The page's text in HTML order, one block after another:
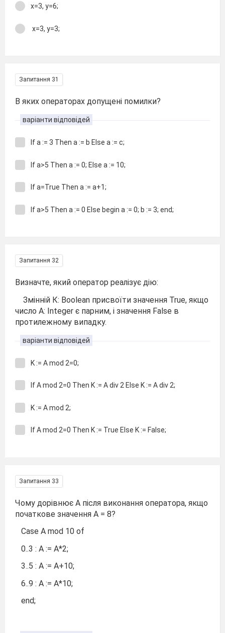
x=3, y=6;
x=3, y=3;
Запитання 31
В яких операторах допущені помилки?
варіанти відповідей
If a := 3 Then a := b Else a := c;
If a>5 Then a := 0; Else a := 10;
If a=True Then a := a+1;
If a>5 Then a := 0 Else begin a := 0; b := 3; end;
Запитання 32
Визначте, який оператор реалізує дію:
Змінній К: Boolean присвоїти значення True, якщо
число А: Integer є парним, і значення False в
протилежному випадку.
варіанти відповідей
K := A mod 2=0;
If A mod 2=0 Then K := A div 2 Else K := A div 2;
K := A mod 2;
If A mod 2=0 Then K := True Else K := False;
Запитання 33
Чому дорівнює А після виконання оператора, якщо
початкове значення А = 8?
Case А mod 10 of
0..3 : A := A*2;
3..5 : A := A+10;
6..9 : A := A*10;
end;